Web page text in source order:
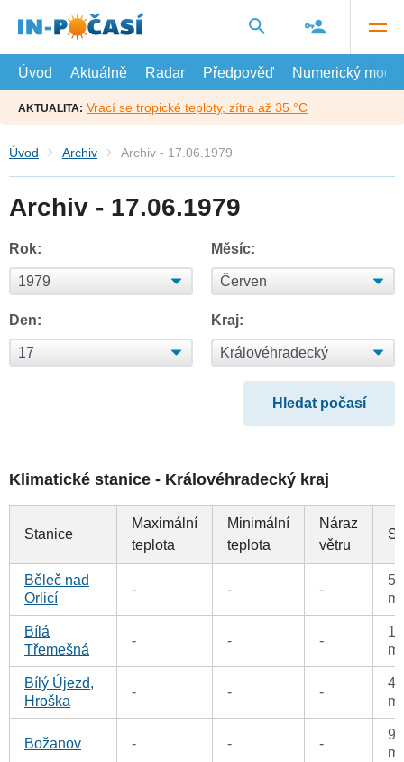
hlavní
Úvod
Aktuálně Radar Předpověď Numerický model
AKTUALITA: Vrací se tropické teploty, zítra až 35 °C
Úvod Archiv Archiv - 17.06.1979
Archiv - 17.06.1979
Rok: Měsíc:
Den: Kraj:
Klimatické stanice - Královéhradecký kraj
Stanice
Maximální
teplota
Minimální
teplota
Náraz
větru
Běleč nad
Orlicí
- - -
Bílá
Třemešná
- - -
Bílý Újezd,
Hroška
- - -
Božanov - - -